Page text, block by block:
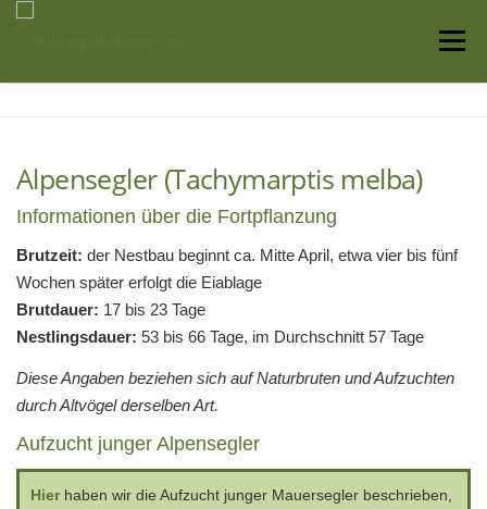
Menü
Auffangstationen
Alpensegler (Tachymarptis melba)
Informationen über die Fortpflanzung
Brutzeit: der Nestbau beginnt ca. Mitte April, etwa vier bis fünf
Wochen später erfolgt die Eiablage
Brutdauer: 17 bis 23 Tage
Nestlingsdauer: 53 bis 66 Tage, im Durchschnitt 57 Tage
Diese Angaben beziehen sich auf Naturbruten und Aufzuchten
durch Altvögel derselben Art.
Aufzucht junger Alpensegler
Hierhaben wir die Aufzucht junger Mauersegler beschrieben,